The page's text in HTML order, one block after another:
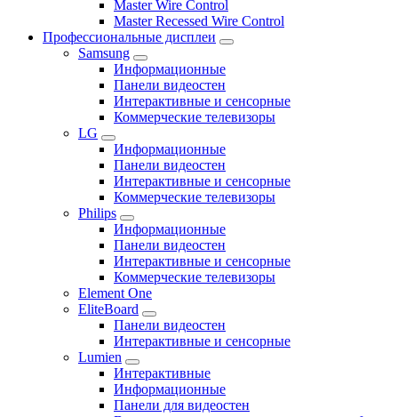
Master Wire Control
Master Recessed Wire Control
Профессиональные дисплеи
Samsung
Информационные
Панели видеостен
Интерактивные и сенсорные
Коммерческие телевизоры
LG
Информационные
Панели видеостен
Интерактивные и сенсорные
Коммерческие телевизоры
Philips
Информационные
Панели видеостен
Интерактивные и сенсорные
Коммерческие телевизоры
Element One
EliteBoard
Панели видеостен
Интерактивные и сенсорные
Lumien
Интерактивные
Информационные
Панели для видеостен